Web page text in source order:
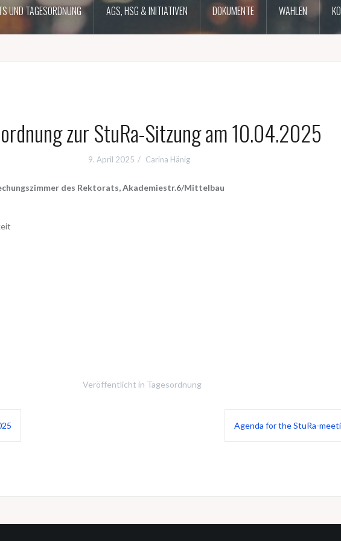
UND TAGESORDNUNG AGS, HSG & INITIATIVEN DOKUMENTE WAHLEN
zur StuRa-Sitzung am 10.04.2025
9. April 2025 Carina Hänig
des Rektorats, Akademiestr.6/Mittelbau
Veröffentlicht in Tagesordnung
Agenda for the StuRa-